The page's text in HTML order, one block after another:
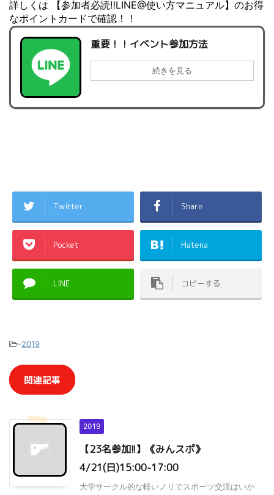
詳しくは 【参加者必読‼LINE@使い方マニュアル】のお得
なポイントカードで確認！！
重要！！イベント参加方法
続きを見る
Twitter Share
Pocket Hatena
LINE コピーする
-2019
関連記事
2019
【23名参加!!】《みんスポ》
4/21(日)15:00-17:00
大学サークル的な軽いノリでスポーツ交流はいか